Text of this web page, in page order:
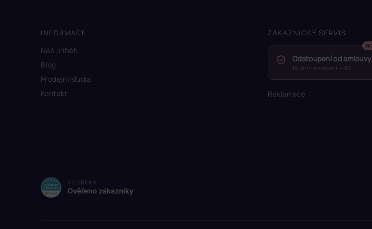
INFORMACE
Náš příběh
Blog
Prodejní sludia
Kontakt
ZÁKAZNICKÝ SERVIS
Odstoupení od smlouvy
14 dní na vrácení — EU
Reklamace